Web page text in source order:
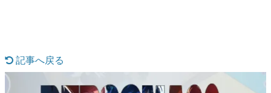
具体的な形から解き明かしていく、硬派で骨太な評論連載
です。
記事へ戻る